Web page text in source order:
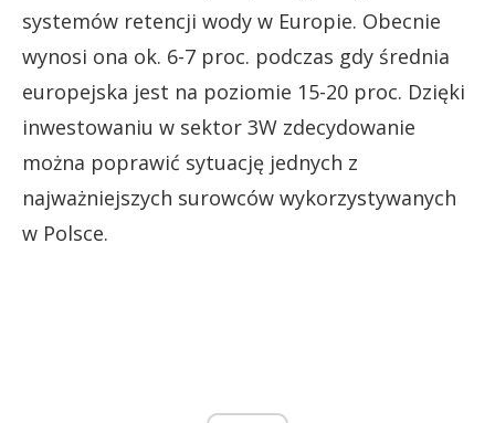
systemów retencji wody w Europie. Obecnie
wynosi ona ok. 6-7 proc. podczas gdy średnia
europejska jest na poziomie 15-20 proc. Dzięki
inwestowaniu w sektor 3W zdecydowanie
można poprawić sytuację jednych z
najważniejszych surowców wykorzystywanych
w Polsce.